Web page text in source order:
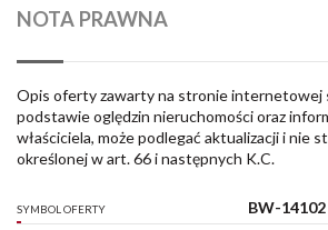
NOTA PRAWNA
Opis oferty zawarty na stronie internetowej
podstawie oględzin nieruchomości oraz
właściciela, może podlegać aktualizacji i nie
określonej w art. 66 i następnych K.C.
SYMBOL OFERTY BW-14102